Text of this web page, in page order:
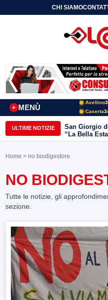
CHI SIAMO
MENÙ
+
Avellino
Caserta
ULTIME NOTIZIE
San Giorgio
“La Bella
III edizione
Home > no biodigestore
NO
Tutte le notizie, gli
sezione.